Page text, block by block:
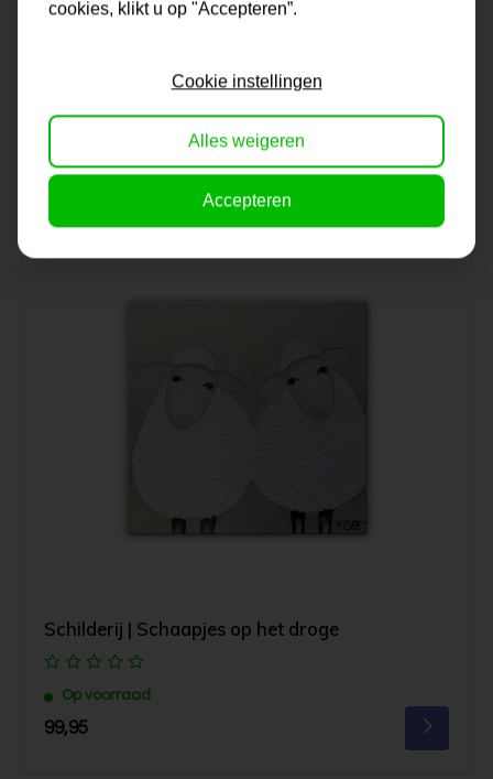
Schilderij | Kleurige kippen
139,95
Schilderij | Schaapjes op het droge
Op voorraad
99,95
cookies, klikt u op "Accepteren”.
Cookie instellingen
Alles weigeren
Accepteren